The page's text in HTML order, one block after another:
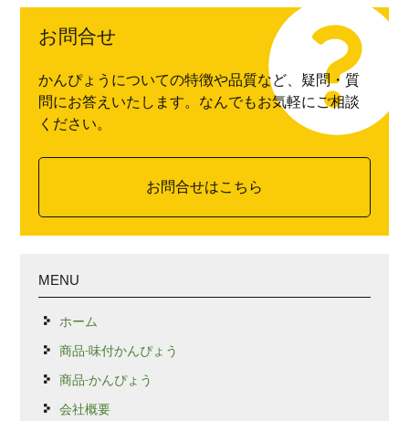
お問合せ
かんぴょうについての特徴や品質など、疑問・質
問にお答えいたします。なんでもお気軽にご相談
ください。
お問合せはこちら
MENU
ホーム
商品-味付かんぴょう
商品-かんぴょう
会社概要